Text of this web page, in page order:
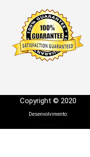
Copyright © 2020
Desenvolvimento: